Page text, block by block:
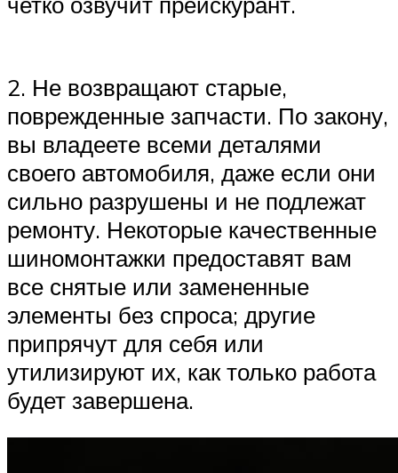
2. Не возвращают старые,
поврежденные запчасти. По закону,
вы владеете всеми деталями
своего автомобиля, даже если они
сильно разрушены и не подлежат
ремонту. Некоторые качественные
шиномонтажки предоставят вам
все снятые или замененные
элементы без спроса; другие
припрячут для себя или
утилизируют их, как только работа
будет завершена.